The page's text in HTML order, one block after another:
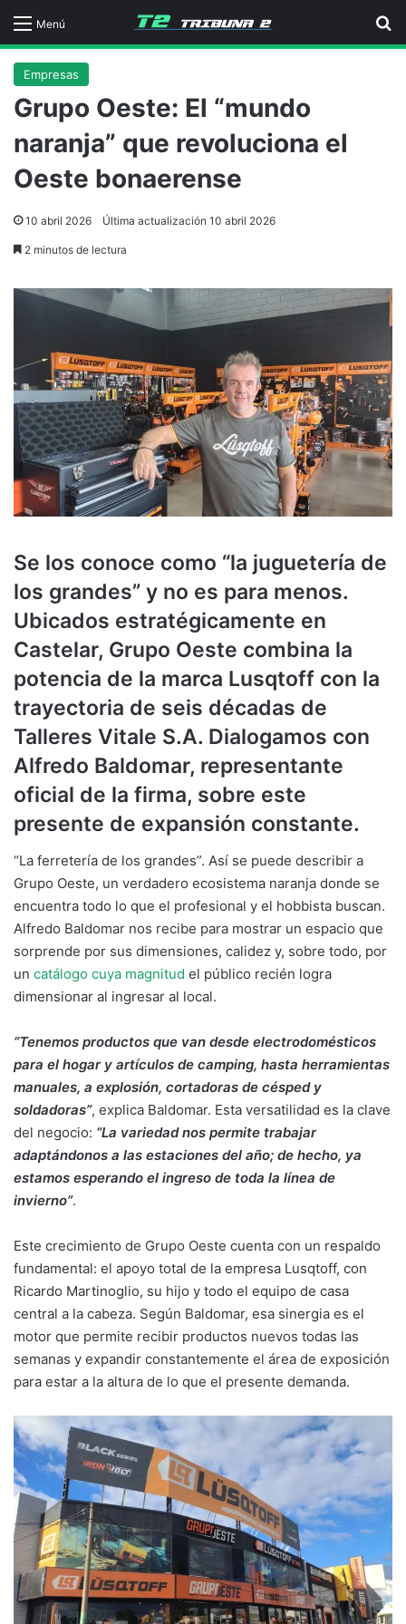
Menú
Empresas
Grupo Oeste: El “mundo
naranja” que revoluciona el
Oeste bonaerense
10 abril 2026 Última actualización 10 abril 2026
2 minutos de lectura
Se los conoce como “la juguetería de
los grandes” y no es para menos.
Ubicados estratégicamente en
Castelar, Grupo Oeste combina la
potencia de la marca Lusqtoff con la
trayectoria de seis décadas de
Talleres Vitale S.A. Dialogamos con
Alfredo Baldomar, representante
oficial de la firma, sobre este
presente de expansión constante.
“La ferretería de los grandes”. Así se puede describir a
Grupo Oeste, un verdadero ecosistema naranja donde se
encuentra todo lo que el profesional y el hobbista buscan.
Alfredo Baldomar nos recibe para mostrar un espacio que
sorprende por sus dimensiones, calidez y, sobre todo, por
un catálogo cuya magnitud el público recién logra
dimensionar al ingresar al local.
“Tenemos productos que van desde electrodomésticos
para el hogar y artículos de camping, hasta herramientas
manuales, a explosión, cortadoras de césped y
soldadoras”, explica Baldomar. Esta versatilidad es la clave
del negocio: “La variedad nos permite trabajar
adaptándonos a las estaciones del año; de hecho, ya
estamos esperando el ingreso de toda la línea de
invierno”.
Este crecimiento de Grupo Oeste cuenta con un respaldo
fundamental: el apoyo total de la empresa Lusqtoff, con
Ricardo Martinoglio, su hijo y todo el equipo de casa
central a la cabeza. Según Baldomar, esa sinergia es el
motor que permite recibir productos nuevos todas las
semanas y expandir constantemente el área de exposición
para estar a la altura de lo que el presente demanda.